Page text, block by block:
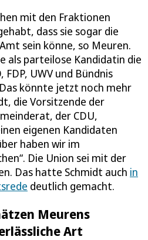
mit den Fraktionen
dass sie sogar die
sein könne, so Meuren.
als parteilose Kandidatin die
UWV und Bündnis
könnte jetzt noch mehr
die Vorsitzende der
der CDU,
eigenen Kandidaten
haben wir im
Die Union sei mit der
Das hatte Schmidt auch in
deutlich gemacht.
Meurens
Art